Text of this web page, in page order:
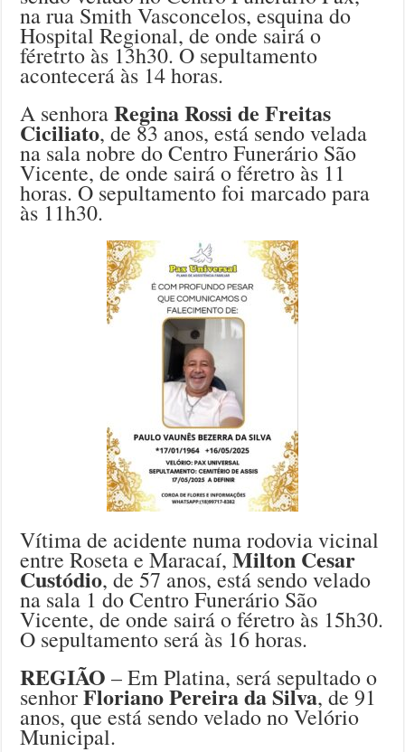
na rua Smith Vasconcelos, esquina do
Hospital Regional, de onde sairá o
féretrto às 13h30. O sepultamento
acontecerá às 14 horas.
A senhoraRegina Rossi de Freitas
Ciciliato, de 83 anos, está sendo velada
na sala nobre do Centro Funerário São
Vicente, de onde sairá o féretro às 11
horas. O sepultamento foi marcado para
às 11h30.
Vítima de acidente numa rodovia vicinal
entre Roseta e Maracaí,Milton Cesar
Custódio, de 57 anos, está sendo velado
na sala 1 do Centro Funerário São
Vicente, de onde sairá o féretro às 15h30.
O sepultamento será às 16 horas.
REGIÃO – Em Platina, será sepultado o
senhorFloriano Pereira da Silva, de 91
anos, que está sendo velado no Velório
Municipal.